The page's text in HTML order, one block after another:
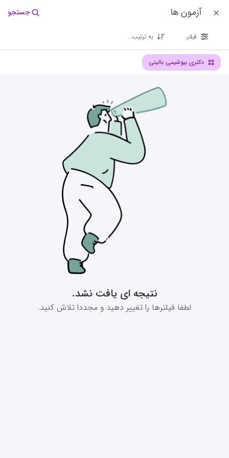
آزمون ها جستجو
فیلتر به ترتیب...
دکتری بیوشیمی بالینی
نتیجه ای یافت نشد.
لطفا فیلترها را تغییر دهید و مجددا تلاش کنید.